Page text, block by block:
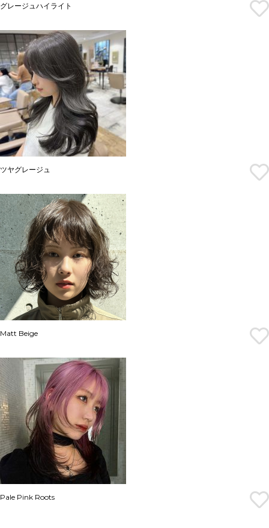
グレージュハイライト
ツヤグレージュ
Matt Beige
Pale Pink Roots